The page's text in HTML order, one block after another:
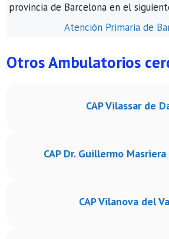
provincia de Barcelona en el
Atención Primaria de
Otros Ambulatorios
CAP Vilassar de
CAP Dr. Guillermo
CAP Vilanova del